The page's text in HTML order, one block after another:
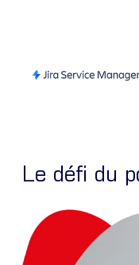
Le défi du